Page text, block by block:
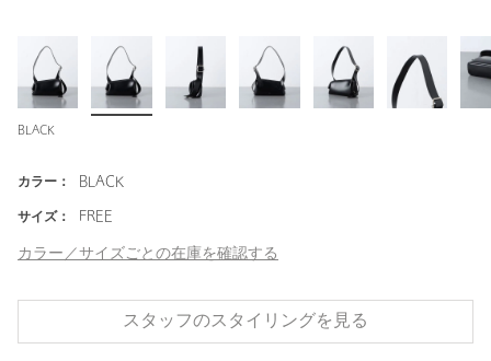
BLACK
カラー： BLACK
サイズ： FREE
カラー／サイズごとの在庫を確認する
スタッフのスタイリングを見る